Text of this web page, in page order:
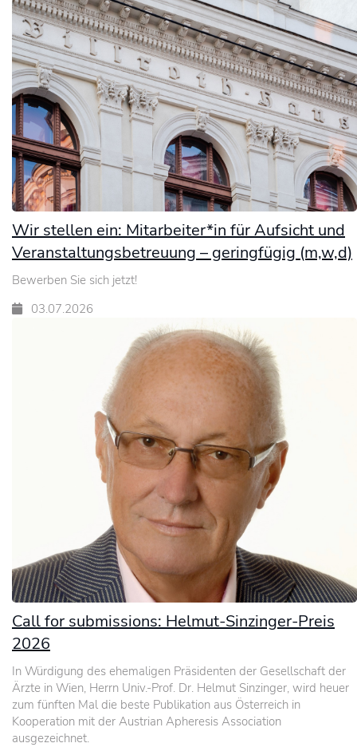
Wir stellen ein: Mitarbeiter*in für Aufsicht und
Veranstaltungsbetreuung – geringfügig (m,w,d)
Bewerben Sie sich jetzt!
03.07.2026
Call for submissions: Helmut-Sinzinger-Preis
2026
In Würdigung des ehemaligen Präsidenten der Gesellschaft der
Ärzte in Wien, Herrn Univ.-Prof. Dr. Helmut Sinzinger, wird heuer
zum fünften Mal die beste Publikation aus Österreich in
Kooperation mit der Austrian Apheresis Association
ausgezeichnet.